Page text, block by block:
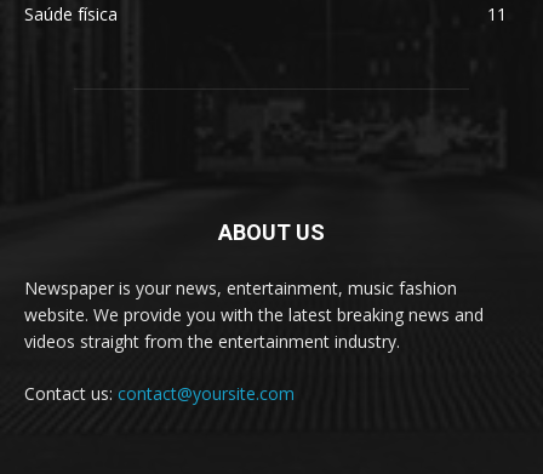
Saúde física
11
ABOUT US
Newspaper is your news, entertainment, music fashion
website. We provide you with the latest breaking news and
videos straight from the entertainment industry.
Contact us: contact@yoursite.com